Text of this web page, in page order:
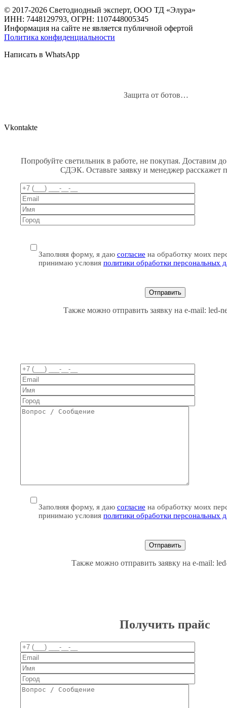
© 2017-2026 Светодиодный эксперт, ООО ТД «Элура»
ИНН: 7448129793, ОГРН: 1107448005345
Информация на сайте не является публичной офертой
Политика конфиденциальности
Написать в WhatsApp
Защита от ботов…
Vkontakte
Попробуйте светильник в работе, не покупая. Доставим
СДЭК. Оставьте заявку и менеджер расскажет
Заполняя форму, я даю согласие на обработку моих
принимаю условия политики обработки персональных
Также можно отправить заявку на e-mail: led-
Заполняя форму, я даю согласие на обработку моих
принимаю условия политики обработки персональных
Также можно отправить заявку на e-mail:
Получить прайс